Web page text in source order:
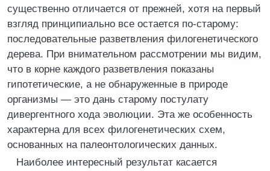
существенно отличается от прежней, хотя на первый
взгляд принципиально все остается по-старому:
последовательные разветвления филогенетического
дерева. При внимательном рассмотрении мы видим,
что в корне каждого разветвления показаны
гипотетические, а не обнаруженные в природе
организмы — это дань старому постулату
дивергентного хода эволюции. Эта же особенность
характерна для всех филогенетических схем,
основанных на палеонтологических данных.
Наиболее интересный результат касается